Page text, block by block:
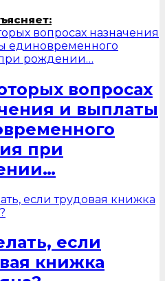
вопросах
и выплаты
при
если
книжка